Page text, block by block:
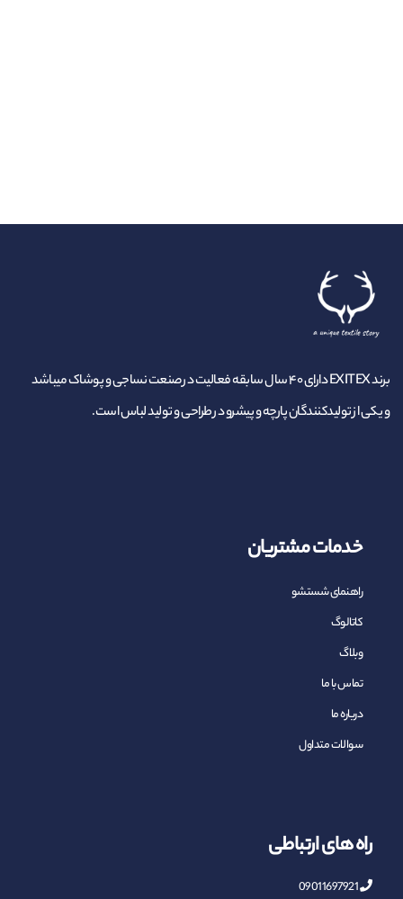
برند EXITEX دارای ۴۰ سال سابقه فعالیت در صنعت نساجی و پوشاک میباشد
و یکی از تولیدکنندگان پارچه و پیشرو در طراحی و تولید لباس است.
خدمات مشتریان
راهنمای شستشو
کاتالوگ
وبلاگ
تماس با ما
درباره ما
سوالات متداول
راه های ارتباطی